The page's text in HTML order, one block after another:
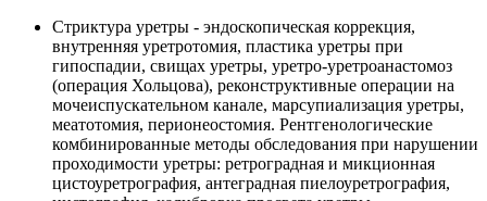
Стриктура уретры - эндоскопическая коррекция,
внутренняя уретротомия, пластика уретры при
гипоспадии, свищах уретры, уретро-уретроанастомоз
(операция Хольцова), реконструктивные операции на
мочеиспускательном канале, марсупиализация уретры,
меатотомия, перионеостомия. Рентгенологические
комбинированные методы обследования при нарушении
проходимости уретры: ретроградная и микционная
цистоуретрография, антеградная пиелоуретрография,